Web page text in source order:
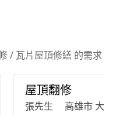
/ 瓦片屋頂修繕 的需求
屋頂翻修
張先生 高雄市 大